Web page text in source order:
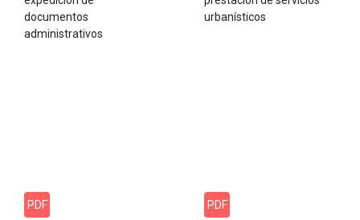
documentos
administrativos
urbanísticos
PDF PDF